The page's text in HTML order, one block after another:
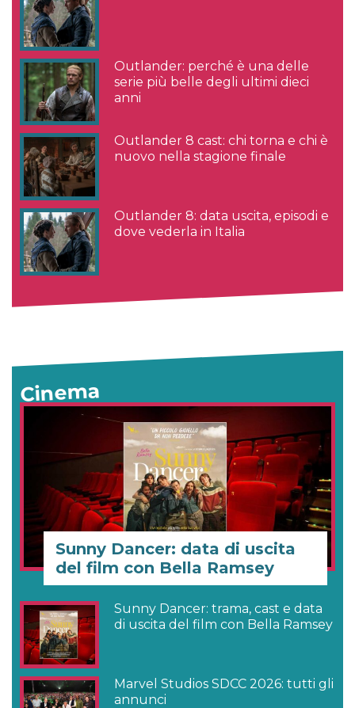
Outlander: perché è una delle
serie più belle degli ultimi dieci
anni
Outlander 8 cast: chi torna e chi è
nuovo nella stagione finale
Outlander 8: data uscita, episodi e
dove vederla in Italia
Cinema
Sunny Dancer: data di uscita
del film con Bella Ramsey
Sunny Dancer: trama, cast e data
di uscita del film con Bella Ramsey
Marvel Studios SDCC 2026: tutti gli
annunci